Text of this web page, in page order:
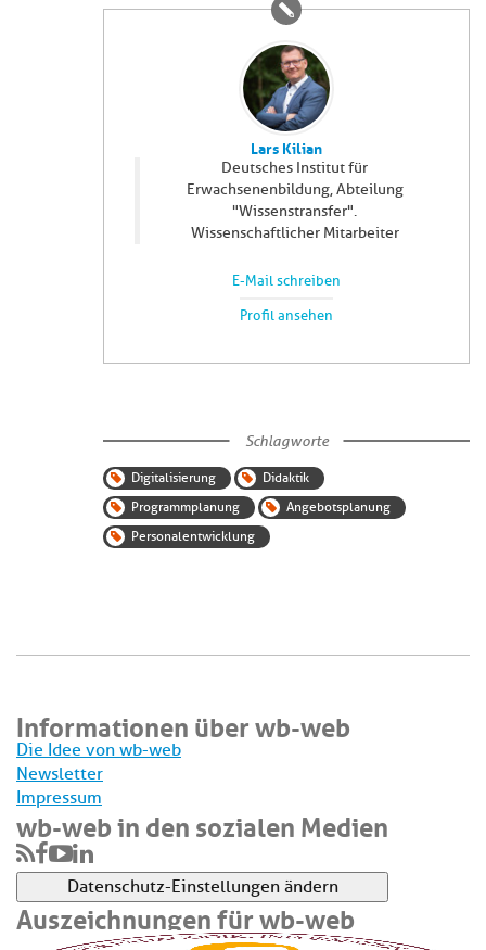
Lars Kilian
Deutsches Institut für
Erwachsenenbildung, Abteilung
"Wissenstransfer".
Wissenschaftlicher Mitarbeiter
E-Mail schreiben
Profil ansehen
Schlagworte
Digitalisierung
Didaktik
Programmplanung
Angebotsplanung
Personalentwicklung
Informationen über wb-web
Die Idee von wb-web
Newsletter
Impressum
wb-web in den sozialen Medien
Datenschutz-Einstellungen ändern
Auszeichnungen für wb-web